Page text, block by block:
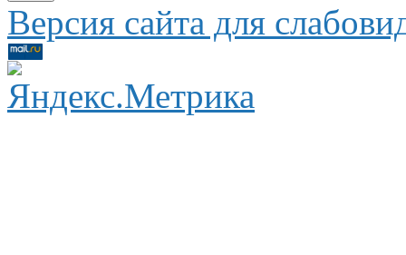
Версия сайта для